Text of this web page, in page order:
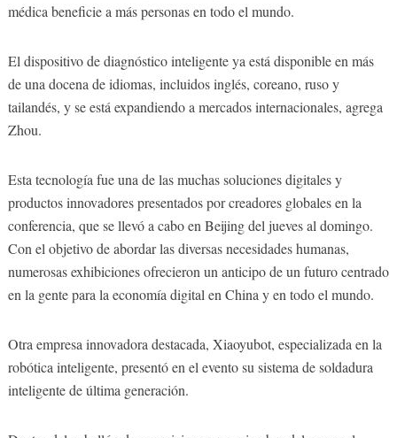
médica beneficie a más personas en todo el mundo.
El dispositivo de diagnóstico inteligente ya está disponible en más
de una docena de idiomas, incluidos inglés, coreano, ruso y
tailandés, y se está expandiendo a mercados internacionales, agrega
Zhou.
Esta tecnología fue una de las muchas soluciones digitales y
productos innovadores presentados por creadores globales en la
conferencia, que se llevó a cabo en Beijing del jueves al domingo.
Con el objetivo de abordar las diversas necesidades humanas,
numerosas exhibiciones ofrecieron un anticipo de un futuro centrado
en la gente para la economía digital en China y en todo el mundo.
Otra empresa innovadora destacada, Xiaoyubot, especializada en la
robótica inteligente, presentó en el evento su sistema de soldadura
inteligente de última generación.